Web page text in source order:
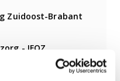
Zuidoost-Brabant
- IFOZ